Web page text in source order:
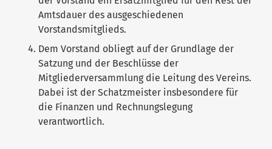
Amtsdauer des ausgeschiedenen
Vorstandsmitglieds.
Dem Vorstand obliegt auf der Grundlage der
Satzung und der Beschlüsse der
Mitgliederversammlung die Leitung des Vereins.
Dabei ist der Schatzmeister insbesondere für
die Finanzen und Rechnungslegung
verantwortlich.